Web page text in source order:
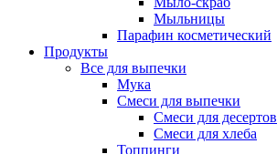
Мыльницы
Парафин косметический
Продукты
Все для выпечки
Мука
Смеси для выпечки
Смеси для десертов
Смеси для хлеба
Топпинги